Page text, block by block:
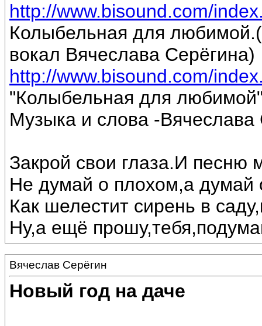
http://www.bisound.com/
Колыбельная для
вокал Вячеслава Серёгина)
http://www.bisound.com/
"Колыбельная для
Музыка и слова -Вячеслава
Закрой свои глаза.И песню
Не думай о плохом,а думай
Как шелестит сирень в
Ну,а ещё
Вячеслав Серёгин
Новый год на даче